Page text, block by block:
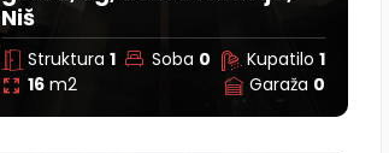
Niš
Struktura1 Soba 0 Kupatilo1
16 m2 Garaža 0